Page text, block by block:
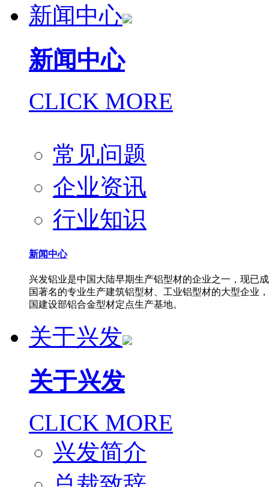
新闻中心
新闻中心
CLICK MORE
常见问题
企业资讯
行业知识
新闻中心
兴发铝业是中国大陆早期生产铝型材的企业之一，现已
国著名的专业生产建筑铝型材、工业铝型材的大型企业
国建设部铝合金型材定点生产基地。
关于兴发
关于兴发
CLICK MORE
兴发简介